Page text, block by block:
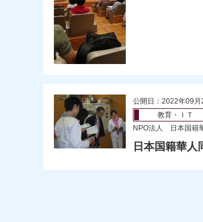
公開日：2022年09月
教育・ＩＴ
NPO法人 日本国籍
日本国籍華人